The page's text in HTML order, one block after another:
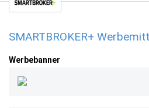
SMARTBROKER+
Werbebanner